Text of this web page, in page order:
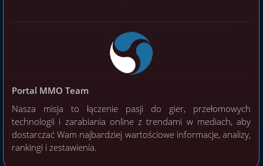
Portal MMO Team
Nasza misja to łączenie pasji do gier, przełomowych
technologii i zarabiania online z trendami w mediach, aby
dostarczać Wam najbardziej wartościowe informacje, analizy,
rankingi i zestawienia.